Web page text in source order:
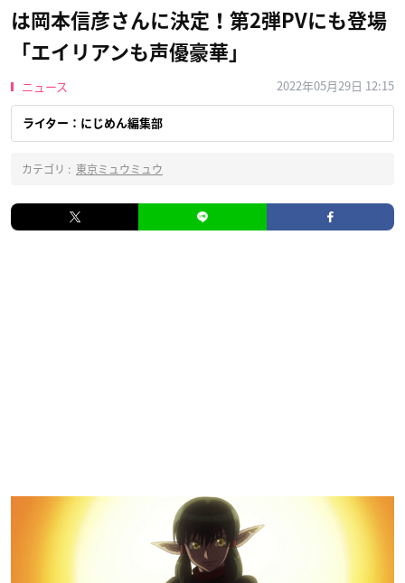
は岡本信彦さんに決定！第2弾PVにも登場
「エイリアンも声優豪華」
ニュース 2022年05月29日 12:15
ライター：にじめん編集部
カテゴリ : 東京ミュウミュウ